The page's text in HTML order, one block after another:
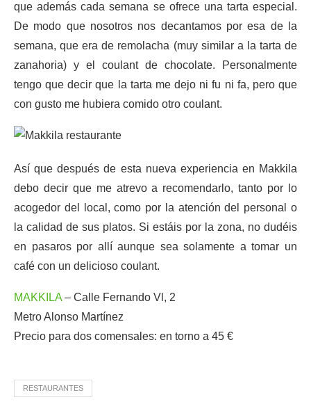
que además cada semana se ofrece una tarta especial.
De modo que nosotros nos decantamos por esa de la
semana, que era de remolacha (muy similar a la tarta de
zanahoria) y el coulant de chocolate. Personalmente
tengo que decir que la tarta me dejo ni fu ni fa, pero que
con gusto me hubiera comido otro coulant.
Así que después de esta nueva experiencia en Makkila
debo decir que me atrevo a recomendarlo, tanto por lo
acogedor del local, como por la atención del personal o
la calidad de sus platos. Si estáis por la zona, no dudéis
en pasaros por allí aunque sea solamente a tomar un
café con un delicioso coulant.
MAKKILA – Calle Fernando Vl, 2
Metro Alonso Martínez
Precio para dos comensales: en torno a 45 €
RESTAURANTES